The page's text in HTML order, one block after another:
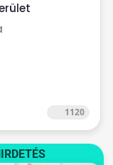
1120